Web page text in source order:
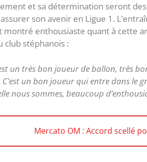
et sa détermination seront
son avenir en Ligue 1.
montré enthousiaste quant à cette
club stéphanois :
un très bon joueur de ballon, très
un bon joueur qui entre dans le
nous sommes, beaucoup
Mercato OM : Accord scellé